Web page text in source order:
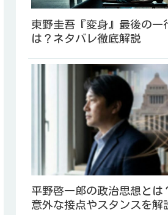
東野圭吾『変身』最後の一
は？ネタバレ徹底解説
平野啓一郎の政治思想とは
意外な接点やスタンスを解